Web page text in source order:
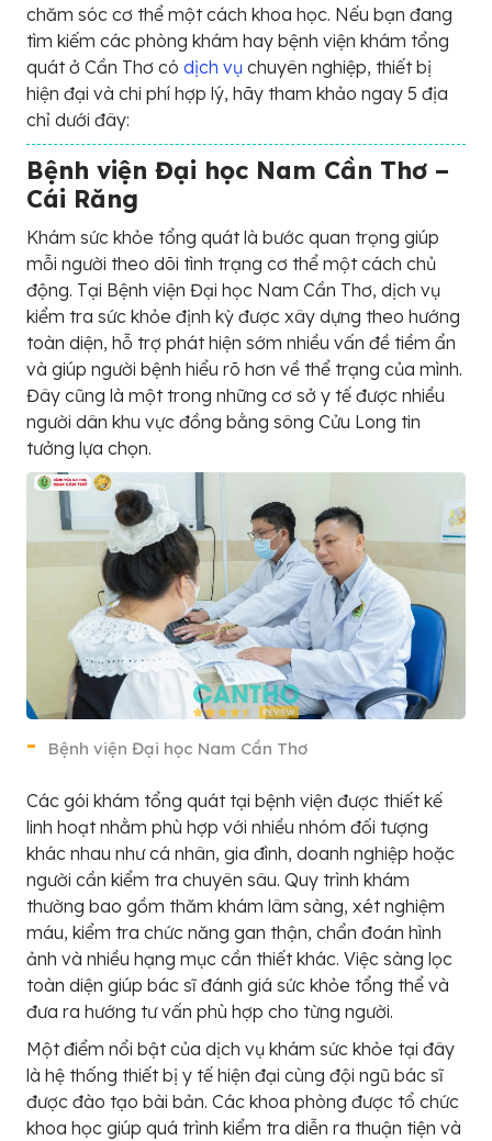
chăm sóc cơ thể một cách khoa học. Nếu bạn đang
tìm kiếm các phòng khám hay bệnh viện khám tổng
quát ở Cần Thơ có dịch vụ chuyên nghiệp, thiết bị
hiện đại và chi phí hợp lý, hãy tham khảo ngay 5 địa
chỉ dưới đây:
Bệnh viện Đại học Nam Cần Thơ –
Cái Răng
Khám sức khỏe tổng quát là bước quan trọng giúp
mỗi người theo dõi tình trạng cơ thể một cách chủ
động. Tại Bệnh viện Đại học Nam Cần Thơ, dịch vụ
kiểm tra sức khỏe định kỳ được xây dựng theo hướng
toàn diện, hỗ trợ phát hiện sớm nhiều vấn đề tiềm ẩn
và giúp người bệnh hiểu rõ hơn về thể trạng của mình.
Đây cũng là một trong những cơ sở y tế được nhiều
người dân khu vực đồng bằng sông Cửu Long tin
tưởng lựa chọn.
Bệnh viện Đại học Nam Cần Thơ
Các gói khám tổng quát tại bệnh viện được thiết kế
linh hoạt nhằm phù hợp với nhiều nhóm đối tượng
khác nhau như cá nhân, gia đình, doanh nghiệp hoặc
người cần kiểm tra chuyên sâu. Quy trình khám
thường bao gồm thăm khám lâm sàng, xét nghiệm
máu, kiểm tra chức năng gan thận, chẩn đoán hình
ảnh và nhiều hạng mục cần thiết khác. Việc sàng lọc
toàn diện giúp bác sĩ đánh giá sức khỏe tổng thể và
đưa ra hướng tư vấn phù hợp cho từng người.
Một điểm nổi bật của dịch vụ khám sức khỏe tại đây
là hệ thống thiết bị y tế hiện đại cùng đội ngũ bác sĩ
được đào tạo bài bản. Các khoa phòng được tổ chức
khoa học giúp quá trình kiểm tra diễn ra thuận tiện và